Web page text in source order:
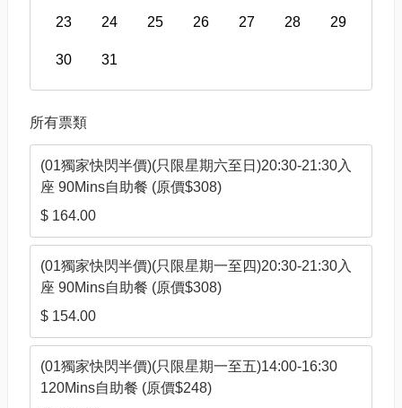
23 24 25 26 27 28 29
30 31
所有票類
(01獨家快閃半價)(只限星期六至日)20:30-21:30入
座 90Mins自助餐 (原價$308)
$ 164.00
(01獨家快閃半價)(只限星期一至四)20:30-21:30入
座 90Mins自助餐 (原價$308)
$ 154.00
(01獨家快閃半價)(只限星期一至五)14:00-16:30
120Mins自助餐 (原價$248)